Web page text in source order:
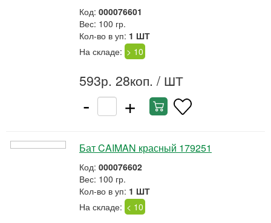
Код: 000076601
Вес: 100 гр.
Кол-во в уп: 1 ШТ
На складе: > 10
593р. 28коп. / ШТ
- +
Бат CAIMAN красный 179251
Код: 000076602
Вес: 100 гр.
Кол-во в уп: 1 ШТ
На складе: < 10